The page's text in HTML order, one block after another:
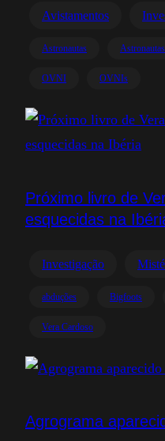
Avistamentos
Astronautas
OVNI OVNIs
Próximo livro de
esquecidas na
Investigação
abduções Bigfoots
Vera Cardoso
Agrograma